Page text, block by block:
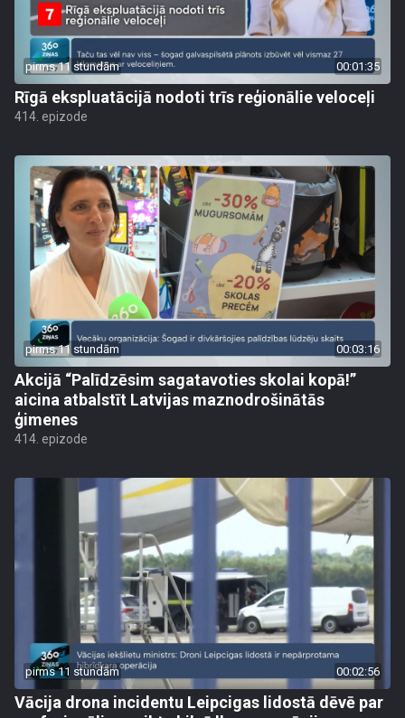
pirms 11 stundām 00:01:35
Rīgā ekspluatācijā nodoti trīs reģionālie veloceļi
414. epizode
pirms 11 stundām 00:03:16
Akcijā “Palīdzēsim sagatavoties skolai kopā!”
aicina atbalstīt Latvijas maznodrošinātās
ģimenes
414. epizode
pirms 11 stundām 00:02:56
Vācija drona incidentu Leipcigas lidostā dēvē par